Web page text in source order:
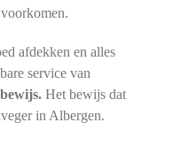
afdekken en alles
service van
Het bewijs dat
in Albergen.